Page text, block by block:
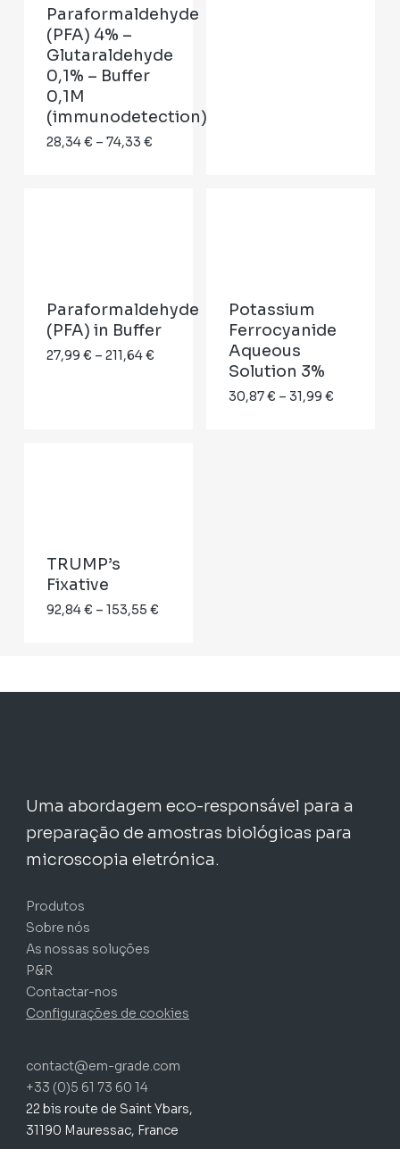
Paraformaldehyde
(PFA) 4% –
Glutaraldehyde
0,1% – Buffer
0,1M
(immunodetection)
28,34€ – 74,33 €Price
Paraformaldehyde
(PFA) in Buffer
27,99 € – 211,64€Price
Potassium
Ferrocyanide
Aqueous
Solution 3%
30,87€ – 31,99€
TRUMP’s
Fixative
92,84€ – 153,55 €Price
153,55 €
Uma abordagem eco-responsável para a
preparação de amostras biológicas para
microscopia eletrónica.
Produtos
Sobre nós
As nossas soluções
P&R
Contactar-nos
Configurações de cookies
contact@em-grade.com
+33 (0)5 61 73 60 14
22 bis route de Saint Ybars,
31190 Mauressac, France